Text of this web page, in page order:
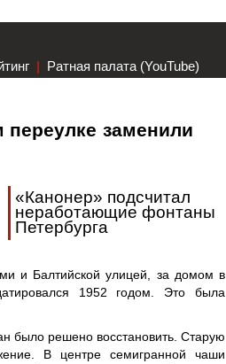
| Ратная палата (YouTube)
заменили
«Канонер» подсчитал
неработающие фонтаны
Петербурга
и Балтийской улицей, за домом в
1952 годом. Это была
было решено восстановить. Старую
В центре семигранной чаши